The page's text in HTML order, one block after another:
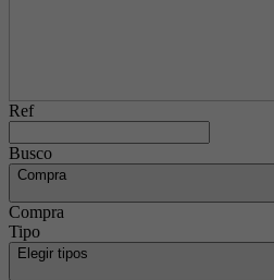
Ref
Busco
Compra
Compra
Tipo
Elegir tipos